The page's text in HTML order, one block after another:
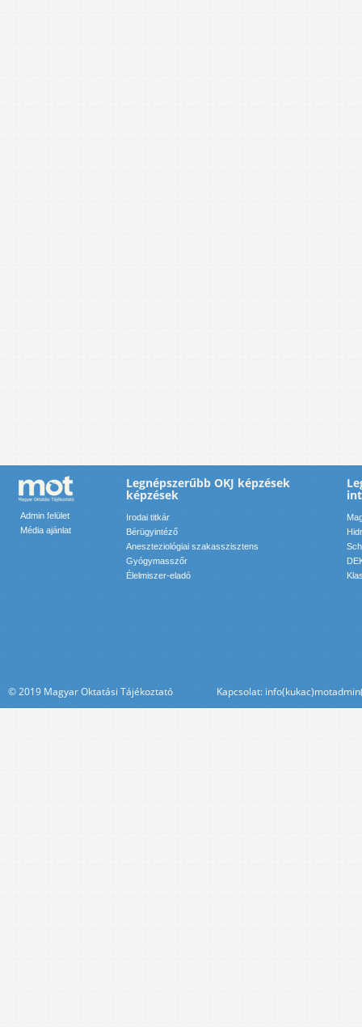
Admin felület
Média ajánlat
Legnépszerűbb OKJ képzések
képzések
Irodai titkár
Bérügyintéző
Aneszteziológiai szakasszisztens
Gyógymasszőr
Élelmiszer-eladó
© 2019 Magyar Oktatási Tájékoztató Kapcsolat: